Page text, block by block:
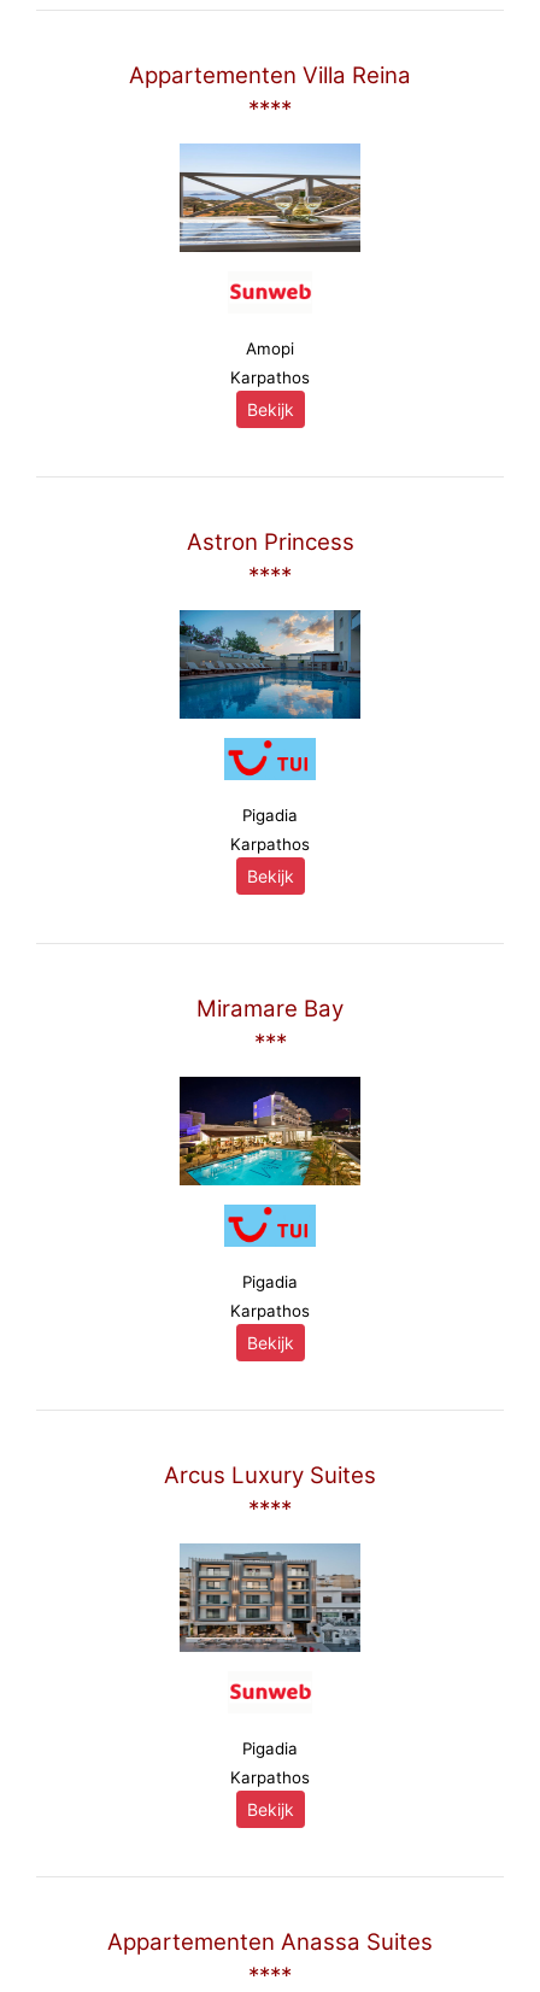
Appartementen Villa Reina
****
Amopi
Karpathos
Bekijk
Astron Princess
****
Pigadia
Karpathos
Bekijk
Miramare Bay
***
Pigadia
Karpathos
Bekijk
Arcus Luxury Suites
****
Pigadia
Karpathos
Bekijk
Appartementen Anassa Suites
****